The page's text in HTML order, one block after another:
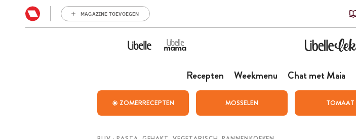
MAGAZINE TOEVOEGEN
Recepten Weekmenu Chat met Maia
☀️ ZOMERRECEPTEN MOSSELEN TOMAAT